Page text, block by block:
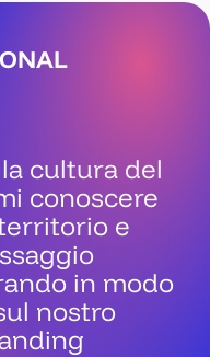
cultura del
conoscere
e
in modo
nostro